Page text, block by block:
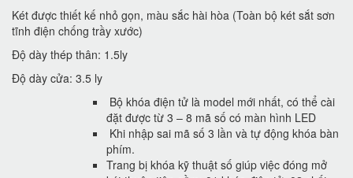
Két được thiết kế nhỏ gọn, màu sắc hài hòa (Toàn bộ két sắt sơn
tĩnh điện chống trầy xước)
Độ dày thép thân: 1.5ly
Độ dày cửa: 3.5 ly
Bộ khóa điện tử là model mới nhất, có thể cài
đặt được từ 3 – 8 mã số có màn hình LED
Khi nhập sai mã số 3 lần và tự động khóa bàn
phím.
Trang bị khóa kỹ thuật số giúp việc đóng mở